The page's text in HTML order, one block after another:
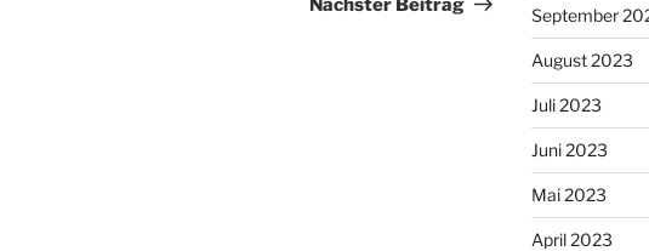
Nächster Beitrag September
August 2023
Juli 2023
Juni 2023
Mai 2023
April 2023